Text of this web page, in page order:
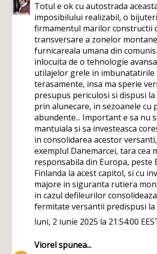
Totul e ok cu autostrada
imposibilului realizabil, o
firmamentul marilor constructii
transversare a zonelor
furnicareala umana din
inlocuita de o tehnologie
utilajelor grele in imbunatatirile
terasamente, insa ma sperie
presupus periculosi si dispusi
prin alunecare, in sezoanele cu
abundente... Important e sa nu
mantuiala si sa investeasca
in consolidarea acestor
exemplul Danemarcei, tara cea
responsabila din Europa, peste
Finlanda la acest capitol, si cu
majore in siguranta rutiera
in cazul defileurilor
fermitate versantii predispusi la
luni, 2 iunie 2025 la 21:54:00
Viorelspunea...